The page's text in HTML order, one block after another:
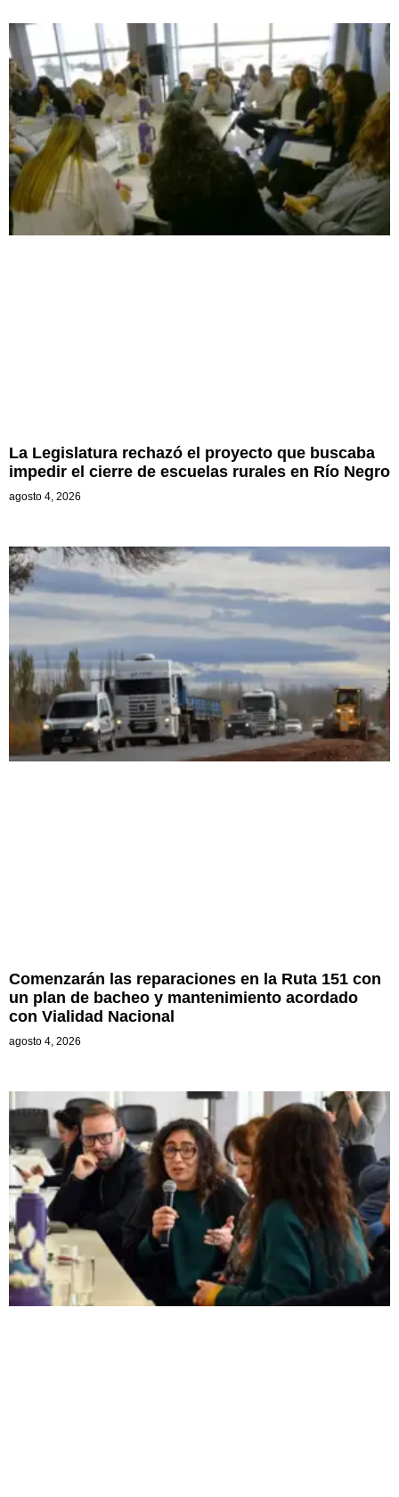
La Legislatura rechazó el proyecto que buscaba
impedir el cierre de escuelas rurales en Río Negro
agosto 4, 2026
Comenzarán las reparaciones en la Ruta 151 con
un plan de bacheo y mantenimiento acordado
con Vialidad Nacional
agosto 4, 2026